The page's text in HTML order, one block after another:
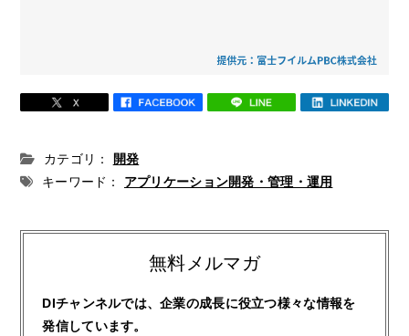
カテゴリ：
開発
キーワード：
アプリケーション開発・管理・運用
無料メルマガ
DIチャンネルでは、企業の成長に役立つ様々な情報を
発信しています。